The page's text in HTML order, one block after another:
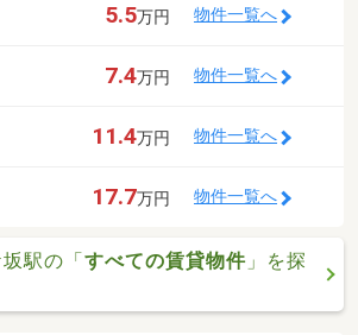
5.5万円 物件一覧へ
7.4万円 物件一覧へ
11.4万円 物件一覧へ
17.7万円 物件一覧へ
駅の「すべての賃貸物件 」を探